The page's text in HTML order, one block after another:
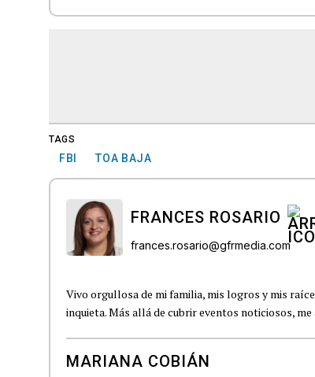
TAGS
FBI TOA BAJA
FRANCES ROSARIO
frances.rosario@gfrmedia.com
Vivo orgullosa de mi familia, mis logros y mis
inquieta. Más allá de cubrir eventos noticiosos,
MARIANA COBIÁN